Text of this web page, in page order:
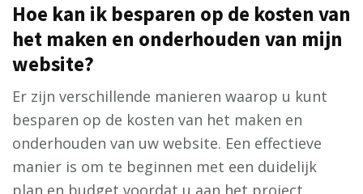
Hoe kan ik besparen op de kosten van
het maken en onderhouden van mijn
website?
Er zijn verschillende manieren waarop u kunt
besparen op de kosten van het maken en
onderhouden van uw website. Een effectieve
manier is om te beginnen met een duidelijk